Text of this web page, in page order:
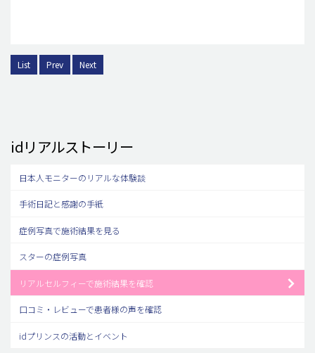
List Prev Next
idリアルストーリー
日本人モニターのリアルな体験談
手術日記と感謝の手紙
症例写真で施術結果を見る
スターの症例写真
リアルセルフィーで施術結果を確認
口コミ・レビューで患者様の声を確認
idプリンスの活動とイベント